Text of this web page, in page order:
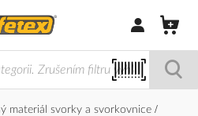
Přihlásit/
materiál svorky a svorkovnice